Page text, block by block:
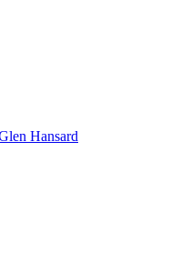
Hansard